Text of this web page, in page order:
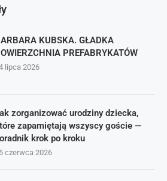
KUBSKA. GŁADKA
PREFABRYKATÓW
lipca 2026
zorganizować urodziny dziecka,
zapamiętają wszyscy goście —
krok po kroku
czerwca 2026